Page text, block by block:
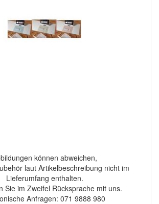
können abweichen,
laut Artikelbeschreibung nicht im
Lieferumfang enthalten.
Sie im Zweifel Rücksprache mit uns.
Anfragen: 071 9888 980